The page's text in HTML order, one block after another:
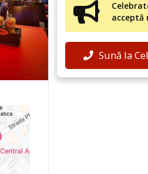
acceptă
Sună la